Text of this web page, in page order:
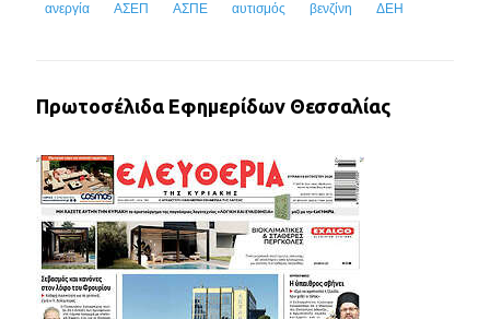
ανεργία ΑΣΕΠ ΑΣΠΕ αυτισμός βενζίνη ΔΕΗ
Πρωτοσέλιδα Εφημερίδων Θεσσαλίας